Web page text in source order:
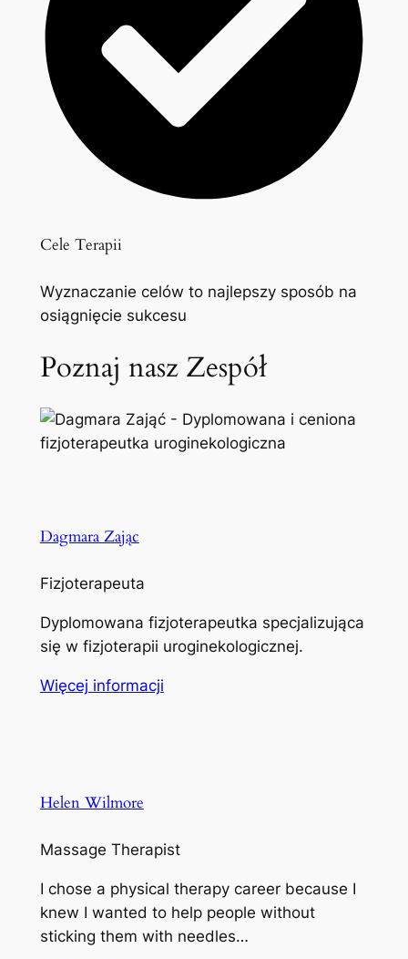
Cele Terapii
Wyznaczanie celów to najlepszy sposób na
osiągnięcie sukcesu
Poznaj nasz Zespół
Dagmara Zając
Fizjoterapeuta
Dyplomowana fizjoterapeutka specjalizująca
się w fizjoterapii uroginekologicznej.
Więcej informacji
Helen Wilmore
Massage Therapist
I chose a physical therapy career because I
knew I wanted to help people without
sticking them with needles…